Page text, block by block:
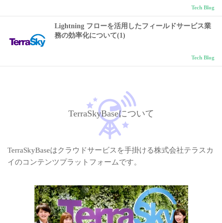
Tech Blog
Lightning フローを活用したフィールドサービス業
務の効率化について(1)
Tech Blog
TerraSkyBaseについて
TerraSkyBaseはクラウドサービスを手掛ける株式会社テラスカ
イのコンテンツプラットフォームです。